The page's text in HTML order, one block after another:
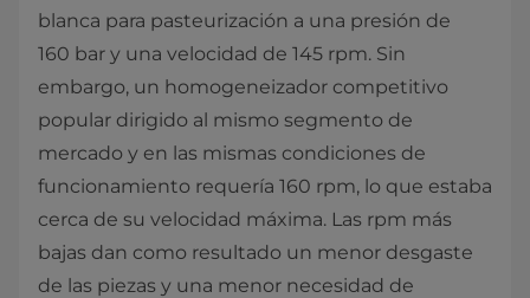
blanca para pasteurización a una presión de
160 bar y una velocidad de 145 rpm. Sin
embargo, un homogeneizador competitivo
popular dirigido al mismo segmento de
mercado y en las mismas condiciones de
funcionamiento requería 160 rpm, lo que estaba
cerca de su velocidad máxima. Las rpm más
bajas dan como resultado un menor desgaste
de las piezas y una menor necesidad de